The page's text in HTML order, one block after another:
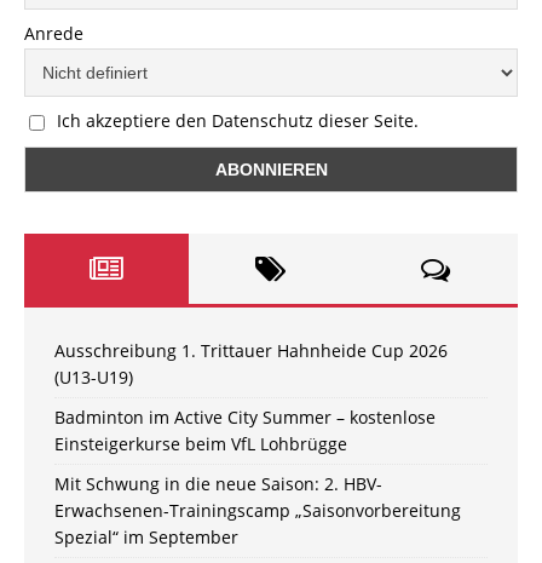
Anrede
Ich akzeptiere den Datenschutz dieser Seite.
Ausschreibung 1. Trittauer Hahnheide Cup 2026
(U13-U19)
Badminton im Active City Summer – kostenlose
Einsteigerkurse beim VfL Lohbrügge
Mit Schwung in die neue Saison: 2. HBV-
Erwachsenen-Trainingscamp „Saisonvorbereitung
Spezial“ im September